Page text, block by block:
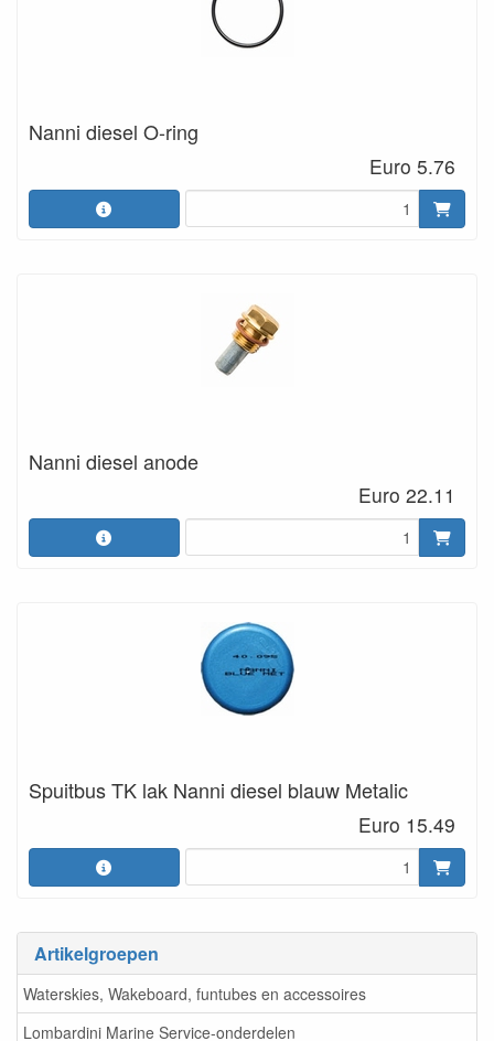
Artikelgroepen
Waterskies, Wakeboard, funtubes en accessoires
Lombardini Marine Service-onderdelen
Nanni diesel O-ring
Euro 5.76
Nanni diesel anode
Euro 22.11
Spuitbus TK lak Nanni diesel blauw Metalic
Euro 15.49